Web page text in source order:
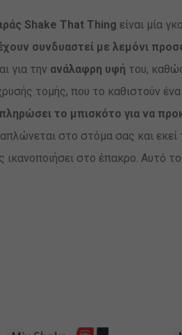
Shake That Thing είναι μία
συνδυαστεί με λεμόνι
για την ανάλαφρη υφή του,
τομής, που το καθιστούν
το μπισκότο για να
στο στόμα σας και εκεί
ικανοποιήσει στο έπακρο. Αυτό